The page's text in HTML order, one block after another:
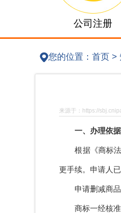
公司注册
您的位置： 首页 >
来源于：https://
一、办理依据
根据《商标法
更手续。申请人
申请删减商品
商标一经核准